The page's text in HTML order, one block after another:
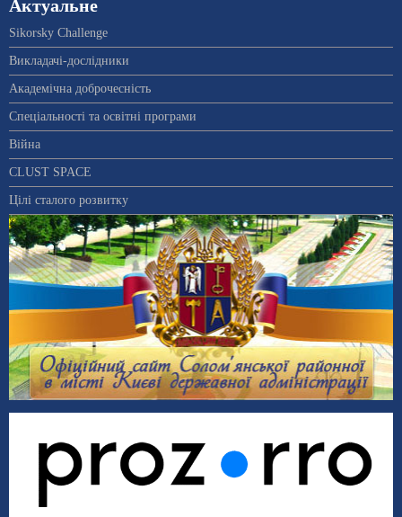
Актуальне
Sikorsky Challenge
Викладачі-дослідники
Академічна доброчесність
Спеціальності та освітні програми
Війна
CLUST SPACE
Цілі сталого розвитку